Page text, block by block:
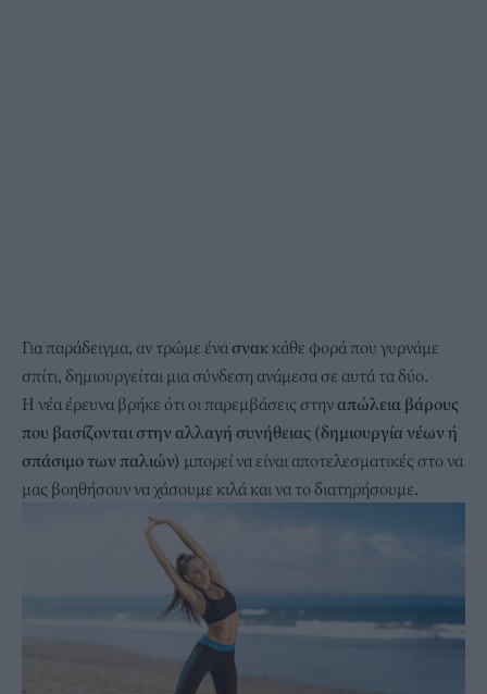
Για παράδειγμα, αν τρώμε ένα σνακ κάθε φορά που γυρνάμε
σπίτι, δημιουργείται μια σύνδεση ανάμεσα σε αυτά τα δύο.
Η νέα έρευνα βρήκε ότι οι παρεμβάσεις στηναπώλεια βάρους
που βασίζονται στην αλλαγή συνήθειας (δημιουργία νέων ή
σπάσιμο των παλιών) μπορεί να είναι αποτελεσματικές στο να
μας βοηθήσουν να χάσουμε κιλά και να το διατηρήσουμε.